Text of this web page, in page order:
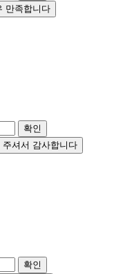
만족합니다
확인
셔서 감사합니다
확인